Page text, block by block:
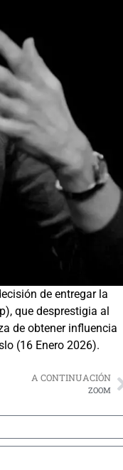
de entregar la
que desprestigia al
de obtener influencia
(16 Enero 2026).
A CONTINUACIÓN
ZOOM